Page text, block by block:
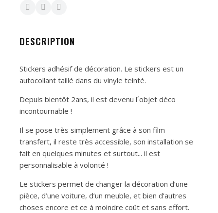
DESCRIPTION
Stickers adhésif de décoration. Le stickers est un
autocollant taillé dans du vinyle teinté.
Depuis bientôt 2ans, il est devenu l´objet déco
incontournable !
Il se pose très simplement grâce à son film
transfert, il reste très accessible, son installation se
fait en quelques minutes et surtout... il est
personnalisable à volonté !
Le stickers permet de changer la décoration d’une
pièce, d’une voiture, d’un meuble, et bien d’autres
choses encore et ce à moindre coût et sans effort.